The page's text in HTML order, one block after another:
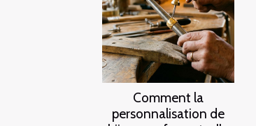
Comment la
personnalisation de